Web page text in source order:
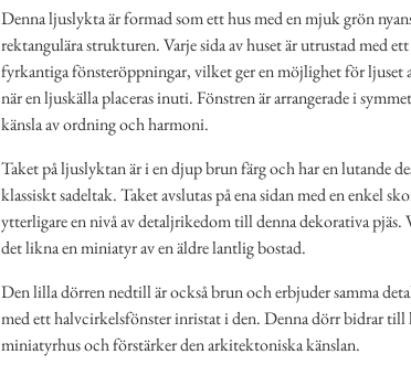
Denna ljuslykta är formad som ett hus med en mjuk grön
rektangulära strukturen. Varje sida av huset är utrustad med
fyrkantiga fönsteröppningar, vilket ger en möjlighet för ljuset
när en ljuskälla placeras inuti. Fönstren är arrangerade i
känsla av ordning och harmoni.
Taket på ljuslyktan är i en djup brun färg och har en lutande
klassiskt sadeltak. Taket avslutas på ena sidan med en enkel
ytterligare en nivå av detaljrikedom till denna dekorativa
det likna en miniatyr av en äldre lantlig bostad.
Den lilla dörren nedtill är också brun och erbjuder samma
med ett halvcirkelsfönster inristat i den. Denna dörr bidrar till
miniatyrhus och förstärker den arkitektoniska känslan.